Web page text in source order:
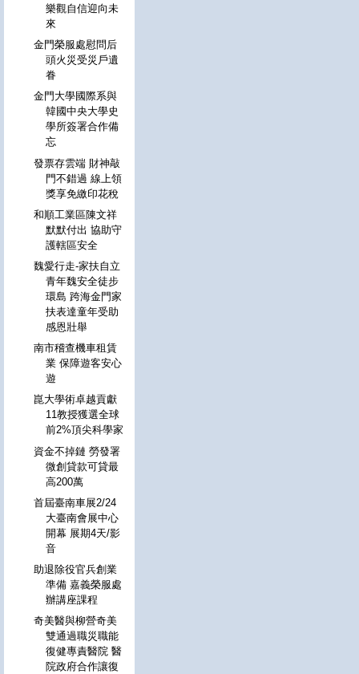
樂觀自信迎向未
來
金門榮服處慰問后
頭火災受災戶遺
眷
金門大學國際系與
韓國中央大學史
學所簽署合作備
忘
發票存雲端 財神敲
門不錯過 線上領
獎享免繳印花稅
和順工業區陳文祥
默默付出 協助守
護轄區安全
魏愛行走-家扶自立
青年魏安全徒步
環島 跨海金門家
扶表達童年受助
感恩壯舉
南市稽查機車租賃
業 保障遊客安心
遊
崑大學術卓越貢獻
11教授獲選全球
前2%頂尖科學家
資金不掉鏈 勞發署
微創貸款可貸最
高200萬
首屆臺南車展2/24
大臺南會展中心
開幕 展期4天/影
音
助退除役官兵創業
準備 嘉義榮服處
辦講座課程
奇美醫與柳營奇美
雙通過職災職能
復健專責醫院 醫
院政府合作讓復